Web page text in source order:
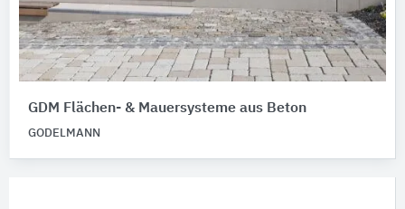
GDM Flächen- & Mauersysteme aus Beton
GODELMANN